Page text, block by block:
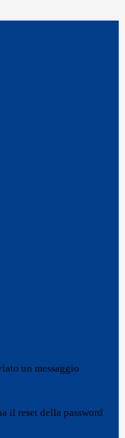
un messaggio
il reset della password